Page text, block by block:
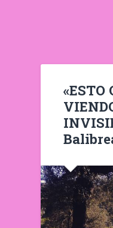
«ESTO